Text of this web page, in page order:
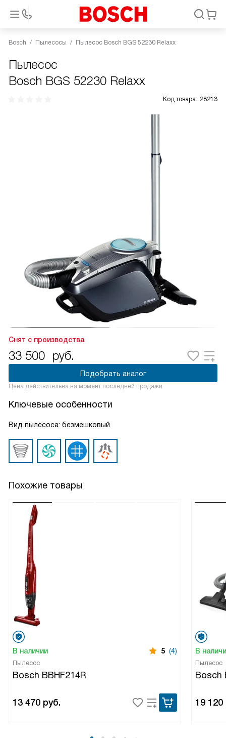
Bosch Пылесосы Пылесос Bosch BGS 52230 Relaxx
Пылесос
Bosch BGS 52230 Relaxx
Код товара: 28213
Снят с производства
33 500 руб.
Подобрать аналог
Цена действительна на момент последней продажи
Ключевые особенности
Вид пылесоса: безмешковый
Похожие товары
В наличии 5 (4)
Пылесос
Bosch BBHF214R
13 470 руб.
В
Пылесос
Bosch
19 120